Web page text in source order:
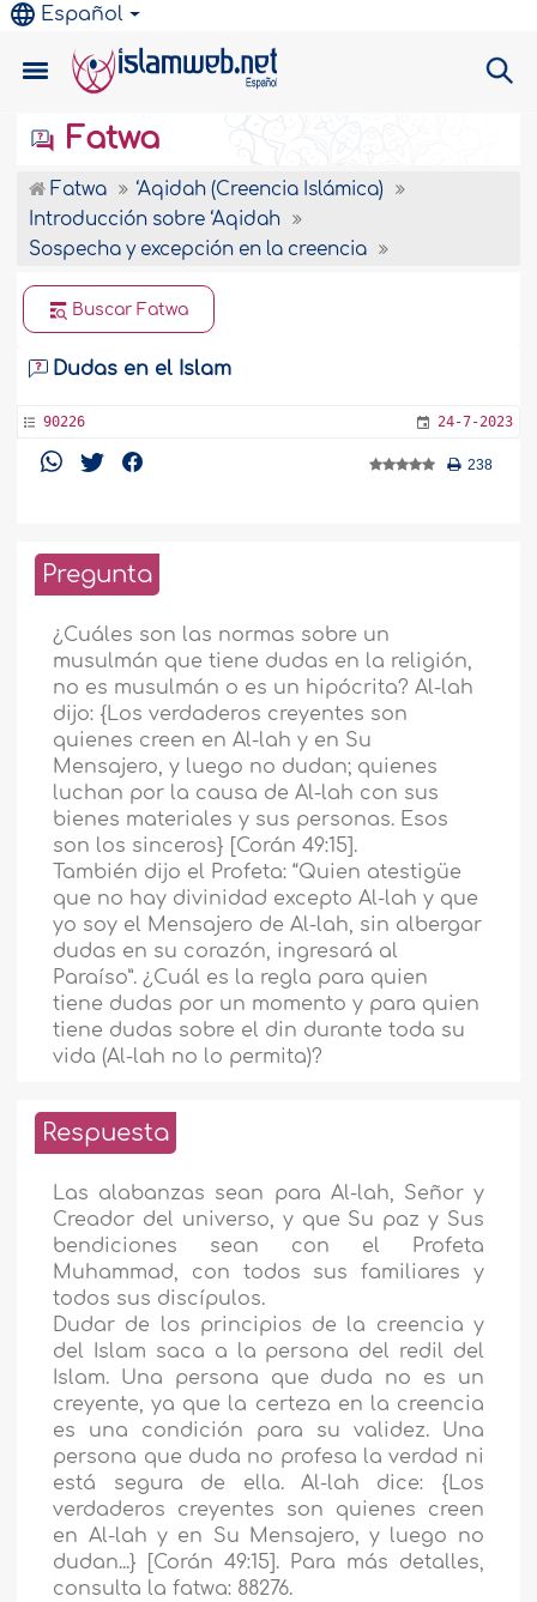
Español
Fatwa
Fatwa
‘Aqidah (Creencia Islámica)
Introducción sobre ‘Aqidah
Sospecha y excepción en la creencia
Buscar Fatwa
Dudas en el Islam
90226 24-7-2023
238
Pregunta
¿Cuáles son las normas sobre un
musulmán que tiene dudas en la religión,
no es musulmán o es un hipócrita? Al-lah
dijo: {Los verdaderos creyentes son
quienes creen en Al-lah y en Su
Mensajero, y luego no dudan; quienes
luchan por la causa de Al-lah con sus
bienes materiales y sus personas. Esos
son los sinceros} [Corán 49:15].
También dijo el Profeta: “Quien atestigüe
que no hay divinidad excepto Al-lah y que
yo soy el Mensajero de Al-lah, sin albergar
dudas en su corazón, ingresará al
Paraíso”. ¿Cuál es la regla para quien
tiene dudas por un momento y para quien
tiene dudas sobre el din durante toda su
vida (Al-lah no lo permita)?
Respuesta
Las alabanzas sean para Al-lah, Señor y
Creador del universo, y que Su paz y Sus
bendiciones sean con el Profeta
Muhammad, con todos sus familiares y
todos sus discípulos.
Dudar de los principios de la creencia y
del Islam saca a la persona del redil del
Islam. Una persona que duda no es un
creyente, ya que la certeza en la creencia
es una condición para su validez. Una
persona que duda no profesa la verdad ni
está segura de ella. Al-lah dice: {Los
verdaderos creyentes son quienes creen
en Al-lah y en Su Mensajero, y luego no
dudan...} [Corán 49:15]. Para más detalles,
consulta la fatwa: 88276.